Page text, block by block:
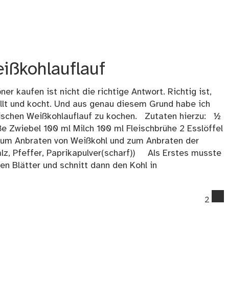
kaufen ist nicht die richtige Antwort. Richtig ist,
und kocht. Und aus genau diesem Grund habe ich
Weißkohlauflauf zu kochen. Zutaten hierzu: ½
Zwiebel 100 ml Milch 100 ml Fleischbrühe 2 Esslöffel
Anbraten von Weißkohl und zum Anbraten der
Pfeffer, Paprikapulver(scharf)) Als Erstes musste
Blätter und schnitt dann den Kohl in
2